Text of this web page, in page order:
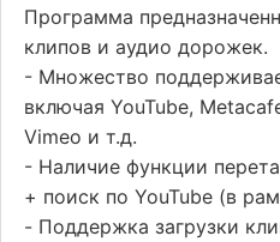
Программа
клипов и аудио дорожек.
- Множество
включая YouTube,
Vimeo и т.д.
- Наличие функции
+ поиск по YouTube (в
- Поддержка загрузки